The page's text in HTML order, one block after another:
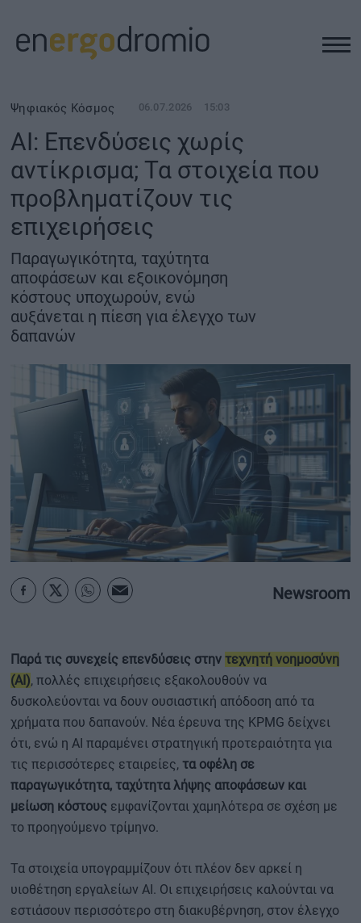
ΥΠΟΔΟΜΕΣ
REAL ESTATE
ΠΕΡΙΒΑΛΛΟΝ
ΕΝΕΡΓΕΙΑ
ΜΕΤΑΦΟΡΕΣ - ΗΛΕΚΤΡΟΚΙΝΗΣΗ
ΨΗΦΙΑΚΟΣ ΚΟΣΜΟΣ
ΟΙΚΟΝΟΜΙΑ - ΕΠΙΧΕΙΡΗΣΕΙΣ
MY PROPERTY
ΚΑΡΑΜΠΟΛΕΣ
ΟΡΟΙ ΧΡΗΣΗΣ
Ψηφιακός Κόσμος 06.07.2026 15:03
AI: Επενδύσεις χωρίς
αντίκρισμα; Τα στοιχεία που
προβληματίζουν τις
επιχειρήσεις
Παραγωγικότητα, ταχύτητα
αποφάσεων και εξοικονόμηση
κόστους υποχωρούν, ενώ
αυξάνεται η πίεση για έλεγχο των
δαπανών
Newsroom
Παρά τις συνεχείς επενδύσεις στην τεχνητή νοημοσύνη
(AI), πολλές επιχειρήσεις εξακολουθούν να
δυσκολεύονται να δουν ουσιαστική απόδοση από τα
χρήματα που δαπανούν. Νέα έρευνα της KPMG δείχνει
ότι, ενώ η AI παραμένει στρατηγική προτεραιότητα για
τις περισσότερες εταιρείες, τα οφέλη σε
παραγωγικότητα, ταχύτητα λήψης αποφάσεων και
μείωση κόστους εμφανίζονται χαμηλότερα σε σχέση με
το προηγούμενο τρίμηνο.
Τα στοιχεία υπογραμμίζουν ότι πλέον δεν αρκεί η
υιοθέτηση εργαλείων AI. Οι επιχειρήσεις καλούνται να
εστιάσουν περισσότερο στη διακυβέρνηση, στον έλεγχο